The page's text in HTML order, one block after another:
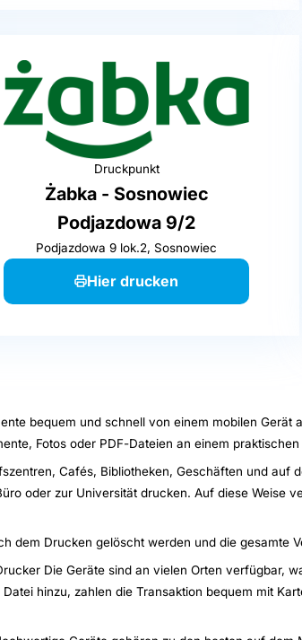
Druckpunkt
Żabka - Sosnowiec
Podjazdowa 9/2
Podjazdowa 9 lok.2, Sosnowiec
Hier drucken
bequem und schnell von einem mobilen
Fotos oder PDF-Dateien an einem
Cafés, Bibliotheken, Geschäften und auf
oder zur Universität drucken. Auf diese Weise
dem Drucken gelöscht werden und die gesamte
Die Geräte sind an vielen Orten verfügbar,
hinzu, zahlen die Transaktion bequem mit